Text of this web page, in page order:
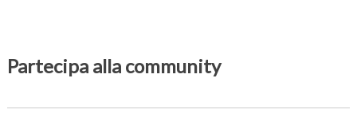
Partecipa alla community